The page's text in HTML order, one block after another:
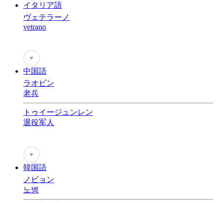
イタリア語
ヴェテラーノ
vetrano
♥
中国語
ラオビン
老兵
トゥイージュンレン
退役军人
♥
韓国語
ノビョン
노병